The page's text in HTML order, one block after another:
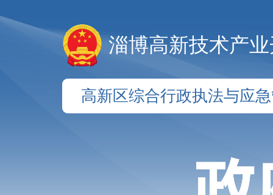
淄博高新技术产
高新区综合行政执法与应